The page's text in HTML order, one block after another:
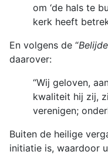
om ‘de hals te
kerk heeft
En volgens de “
daarover:
“Wij geloven,
kwaliteit hij zij,
verenigen;
Buiten de heilige
initiatie is, waardoor